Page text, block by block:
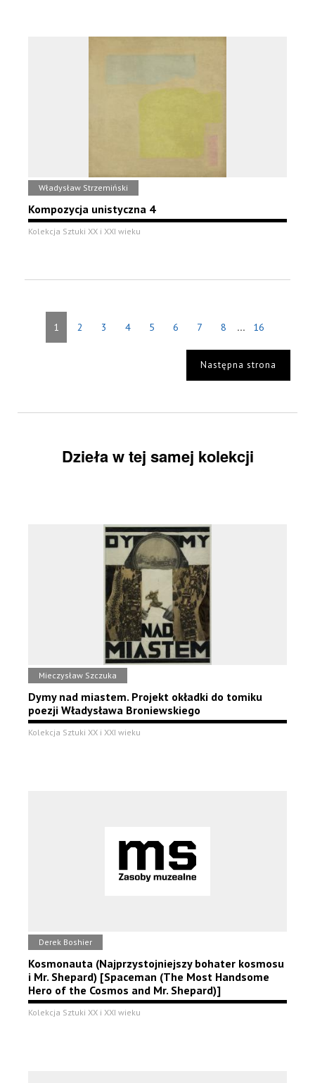
Władysław Strzemiński
Kompozycja unistyczna 4
Kolekcja Sztuki XX i XXI wieku
1 2 3 4 5 6 7 8 ... 16
Następna strona
Dzieła w tej samej kolekcji
Mieczysław Szczuka
Dymy nad miastem. Projekt okładki do tomiku
poezji Władysława Broniewskiego
Kolekcja Sztuki XX i XXI wieku
Derek Boshier
Kosmonauta (Najprzystojniejszy bohater kosmosu
i Mr. Shepard) [Spaceman (The Most Handsome
Hero of the Cosmos and Mr. Shepard)]
Kolekcja Sztuki XX i XXI wieku